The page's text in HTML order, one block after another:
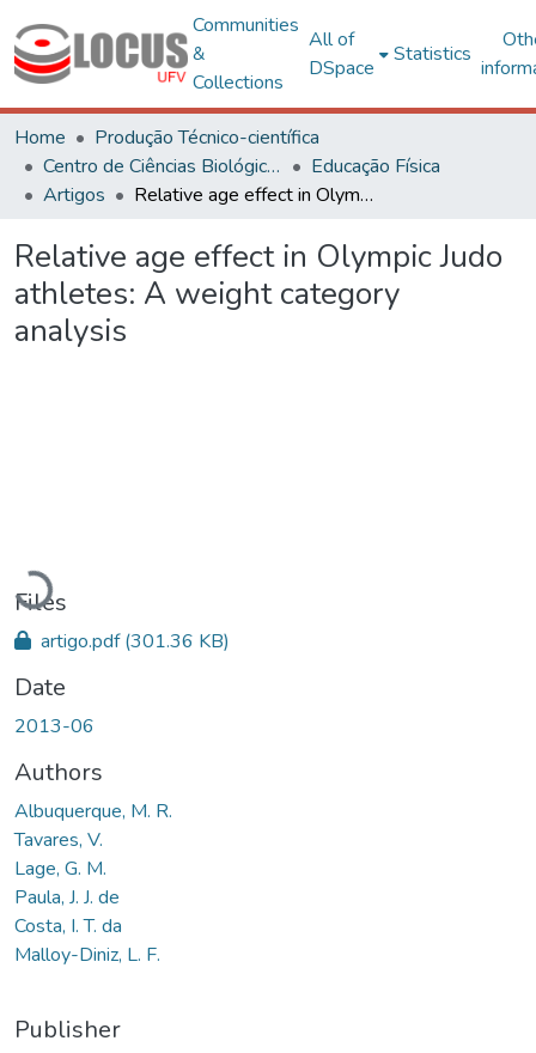
Communities
&
Collections
All of
DSpace
Statistics
Home
Produção Técnico-científica
Centro de Ciências Biológicas e da Saúde
Educação Física
Artigos
Relative age effect in Olympic Judo athletes: A weight category analysis
Relative age effect in Olympic Judo
athletes: A weight category
analysis
Loading...
Files
artigo.pdf(301.36 KB)
Date
2013-06
Authors
Albuquerque, M. R.
Tavares, V.
Lage, G. M.
Paula, J. J. de
Costa, I. T. da
Malloy-Diniz, L. F.
Publisher